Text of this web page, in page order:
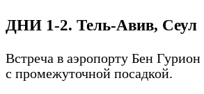
ДНИ 1-2. Тель-Авив, Сеул
Встреча в аэропорту Бен
с промежуточной посадкой.